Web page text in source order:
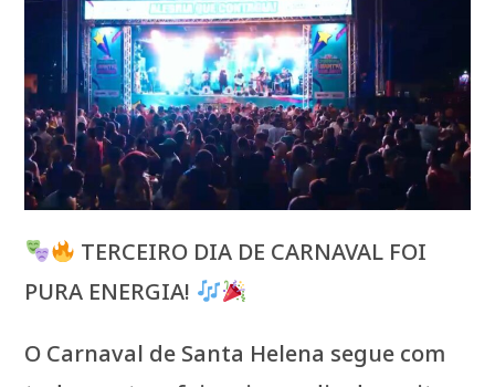
TERCEIRO DIA DE CARNAVAL FOI
PURA ENERGIA!
O Carnaval de Santa Helena segue com